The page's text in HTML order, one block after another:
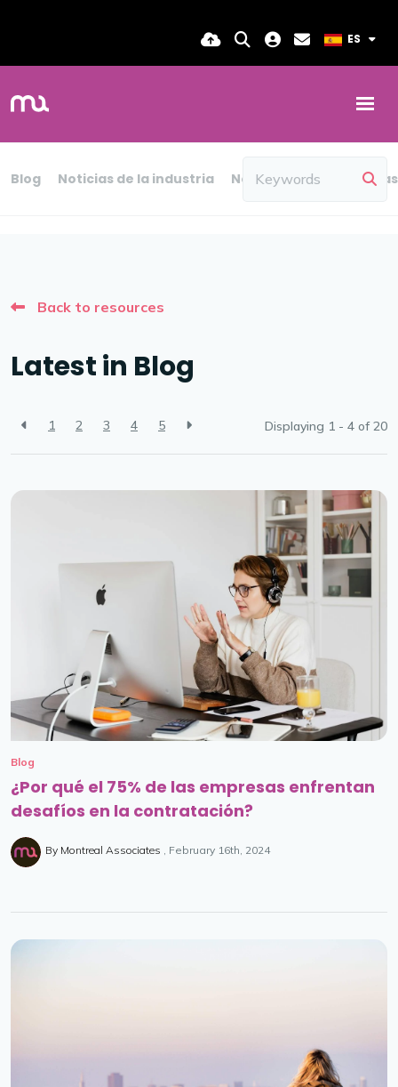
ES
Blog Noticias de la industria Noticias de MA
Back to resources
Latest in Blog
1 2 3 4 5 Displaying 1 - 4 of20
Blog
¿Por qué el 75% de las empresas enfrentan
desafíos en la contratación?
By Montreal Associates February 16th, 2024